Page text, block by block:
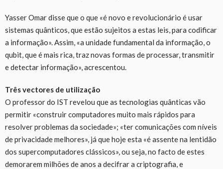
Yasser Omar disse que o que «é novo e revolucionário é usar
sistemas quânticos, que estão sujeitos a estas leis, para codificar
a informação». Assim, «a unidade fundamental da informação, o
qubit, que é mais rica, traz novas formas de processar, transmitir
e detectar informação», acrescentou.
Três vectores de utilização
O professor do IST revelou que as tecnologias quânticas vão
permitir «construir computadores muito mais rápidos para
resolver problemas da sociedade»; «ter comunicações com níveis
de privacidade melhores», já que hoje esta «é assente na lentidão
dos supercomputadores clássicos», ou seja, no facto de estes
demorarem milhões de anos a decifrar a criptografia, e